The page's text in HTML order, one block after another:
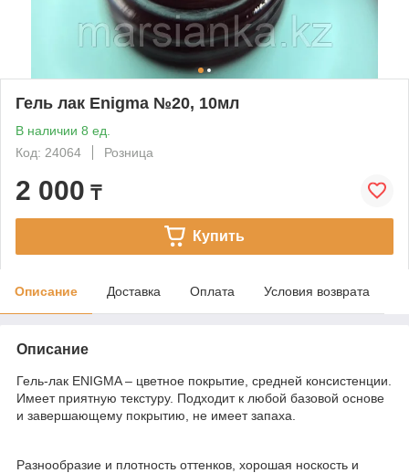
Гель лак Enigma №20, 10мл
В наличии 8 ед.
Код: 24064
Розница
2 000 ₸
Купить
Описание Доставка Оплата Условия возврата
Описание
Гель-лак ENIGMA – цветное покрытие, средней консистенции.
Имеет приятную текстуру. Подходит к любой базовой основе
и завершающему покрытию, не имеет запаха.
Разнообразие и плотность оттенков, хорошая носкость и